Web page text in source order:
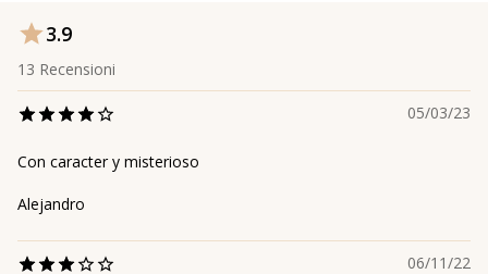
3.9
13 Recensioni
05/03/23
Con caracter y misterioso
Alejandro
06/11/22